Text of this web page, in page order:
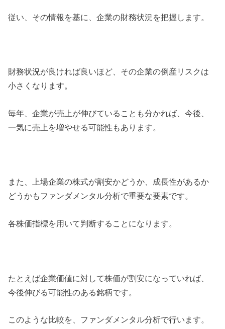
従い、その情報を基に、企業の財務状況を把握します。
財務状況が良ければ良いほど、その企業の倒産リスクは
小さくなります。
毎年、企業が売上が伸びていることも分かれば、今後、
一気に売上を増やせる可能性もあります。
また、上場企業の株式が割安かどうか、成長性があるか
どうかもファンダメンタル分析で重要な要素です。
各株価指標を用いて判断することになります。
たとえば企業価値に対して株価が割安になっていれば、
今後伸びる可能性のある銘柄です。
このような比較を、ファンダメンタル分析で行います。